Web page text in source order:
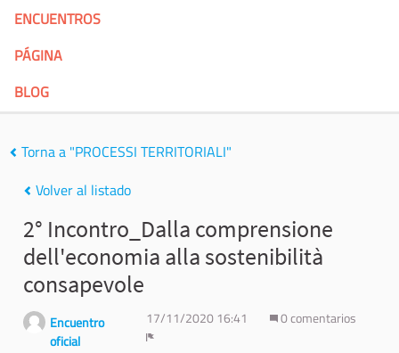
ENCUENTROS
PÁGINA
BLOG
Torna a "PROCESSI TERRITORIALI"
Volver al listado
2° Incontro_Dalla comprensione
dell'economia alla sostenibilità
consapevole
Encuentro
oficial
17/11/2020 16:41
0 comentarios